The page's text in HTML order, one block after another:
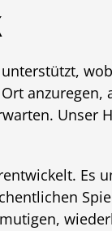
anzuregen,
Unser
Es